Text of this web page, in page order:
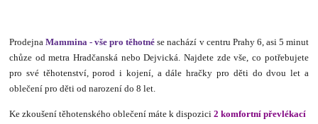
ProdejnaMammina - vše pro těhotné se nachází v centru Prahy 6, asi 5 minut
chůze od metra Hradčanská nebo Dejvická. Najdete zde vše, co potřebujete
pro své těhotenství, porod i kojení, a dále hračky pro děti do dvou let a
oblečení pro děti od narození do 8 let.
Ke zkoušení těhotenského oblečení máte k dispozici2 komfortní převlékací